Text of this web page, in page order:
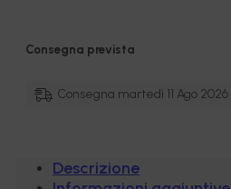
OUT
3/4“
Consegna prevista
Consegna martedì 11 Ago 2026
Descrizione